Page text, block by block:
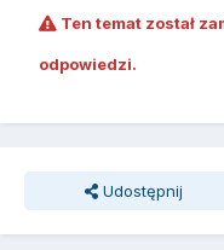
Ten temat został
odpowiedzi.
Udostępnij